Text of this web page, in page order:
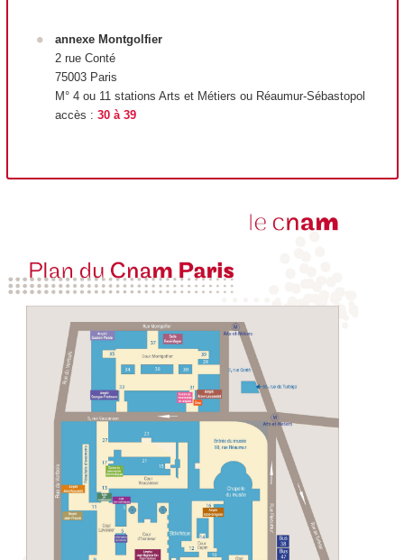
annexe Montgolfier
2 rue Conté
75003 Paris
M° 4 ou 11 stations Arts et Métiers ou Réaumur-Sébastopol
accès : 30 à 39